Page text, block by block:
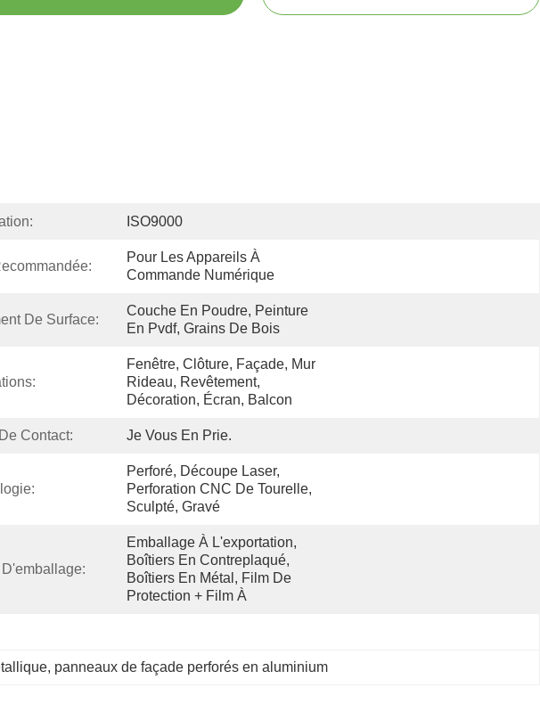
ISO9000
Pour Les Appareils À
Commande Numérique
De Surface:
Couche En Poudre, Peinture
En Pvdf, Grains De Bois
Fenêtre, Clôture, Façade, Mur
Rideau, Revêtement,
Décoration, Écran, Balcon
Contact: Je Vous En Prie.
Perforé, Découpe Laser,
Perforation CNC De Tourelle,
Sculpté, Gravé
Emballage À L'exportation,
Boîtiers En Contreplaqué,
Boîtiers En Métal, Film De
Protection + Film À
, panneaux de façade perforés en aluminium